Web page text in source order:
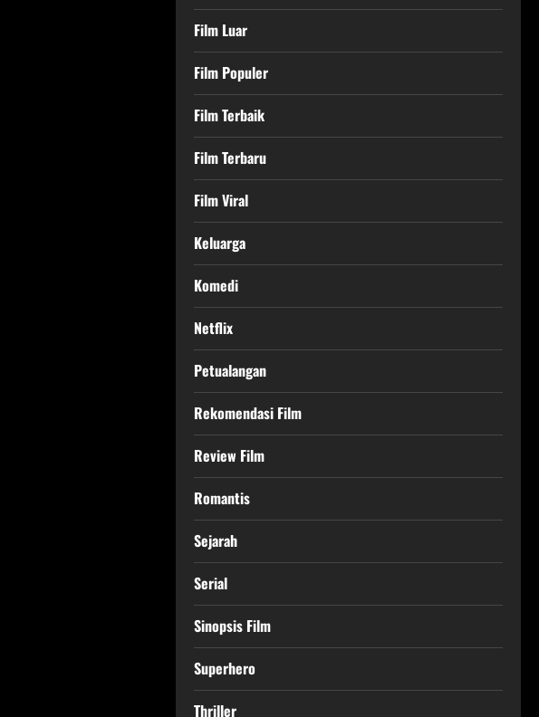
Film Luar
Film Populer
Film Terbaik
Film Terbaru
Film Viral
Keluarga
Komedi
Netflix
Petualangan
Rekomendasi Film
Review Film
Romantis
Sejarah
Serial
Sinopsis Film
Superhero
Thriller